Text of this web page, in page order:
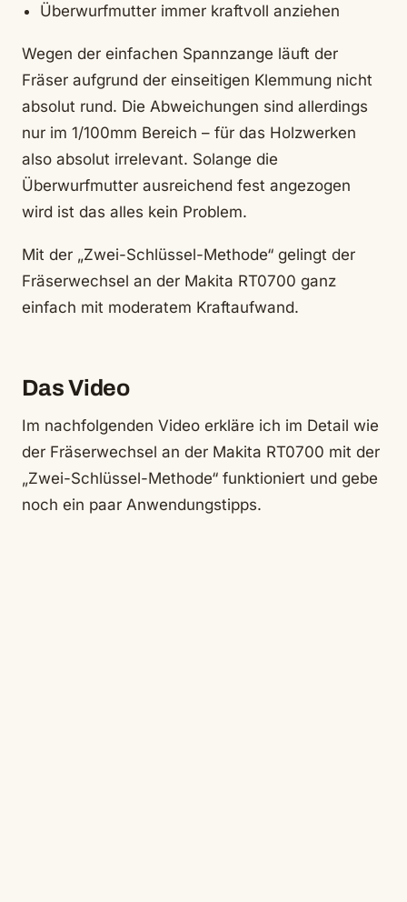
Überwurfmutter immer kraftvoll anziehen
Wegen der einfachen Spannzange läuft der
Fräser aufgrund der einseitigen Klemmung nicht
absolut rund. Die Abweichungen sind allerdings
nur im 1/100mm Bereich – für das Holzwerken
also absolut irrelevant. Solange die
Überwurfmutter ausreichend fest angezogen
wird ist das alles kein Problem.
Mit der „Zwei-Schlüssel-Methode“ gelingt der
Fräserwechsel an der Makita RT0700 ganz
einfach mit moderatem Kraftaufwand.
Das Video
Im nachfolgenden Video erkläre ich im Detail wie
der Fräserwechsel an der Makita RT0700 mit der
„Zwei-Schlüssel-Methode“ funktioniert und gebe
noch ein paar Anwendungstipps.